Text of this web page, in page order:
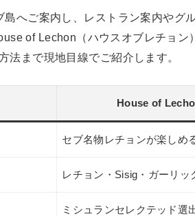
へご案内し、レストラン案内やグ
of Lechon（ハウスオブレチョン
法まで現地目線でご紹介します。
House of
セブ名物レチョンが楽しめ
レチョン・Sisig・ガーリッ
ミシュランセレクテッド選